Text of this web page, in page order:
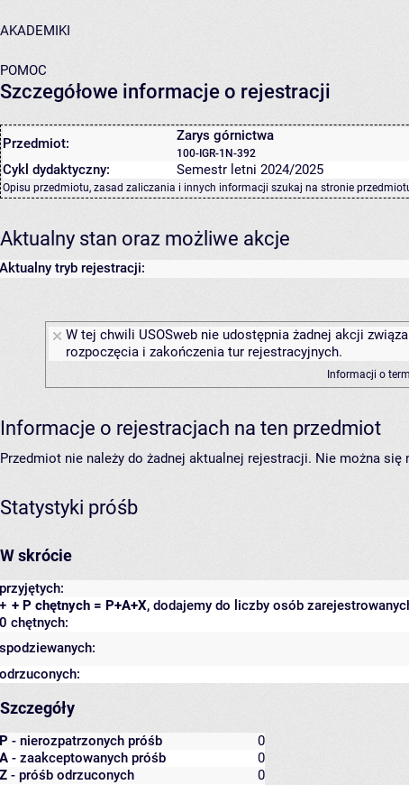
AKADEMIKI
POMOC
Szczegółowe informacje o rejestracji
Przedmiot: Zarys górnictwa
100-IGR-1N-392
Cykl dydaktyczny: Semestr letni 2024/2025
Opisu przedmiotu, zasad zaliczania i innych informacji szukaj na stronie
Aktualny stan oraz możliwe akcje
Aktualny tryb rejestracji:
W tej chwili USOSweb nie udostępnia żadnej akcji
rozpoczęcia i zakończenia tur rejestracyjnych.
Informacji o
Informacje o rejestracjach na ten przedmiot
Przedmiot nie należy do żadnej aktualnej rejestracji. Nie można
Statystyki próśb
W skrócie
przyjętych:
+ P chętnych = P+A+X, dodajemy do liczby osób
+
0 chętnych:
spodziewanych:
odrzuconych:
Szczegóły
P - nierozpatrzonych próśb
0
A - zaakceptowanych próśb
0
Z - próśb odrzuconych
0